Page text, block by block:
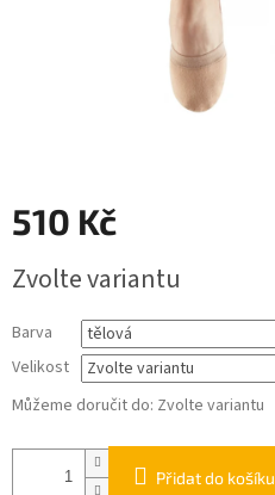
510 Kč
cena:
Zvolte variantu
Barva
Velikost
Můžeme doručit do: Zvolte variantu
Přidat do košíku